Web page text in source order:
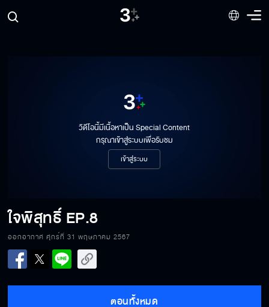
วิดีโอนี้มีเนื้อหาเป็น Special Content
กรุณาเข้าสู่ระบบเพื่อรับชม
เข้าสู่ระบบ
ใจพิสุทธิ์ EP.8
ออกอากาศ ศุกร์ที่ 31 พฤษภาคม 2567
ตอนทั้งหมด